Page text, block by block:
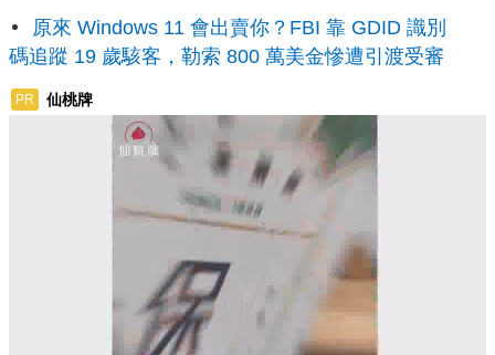
原來 Windows 11 會出賣你？FBI 靠 GDID 識別
碼追蹤 19 歲駭客，勒索 800 萬美金慘遭引渡受審
PR 仙桃牌